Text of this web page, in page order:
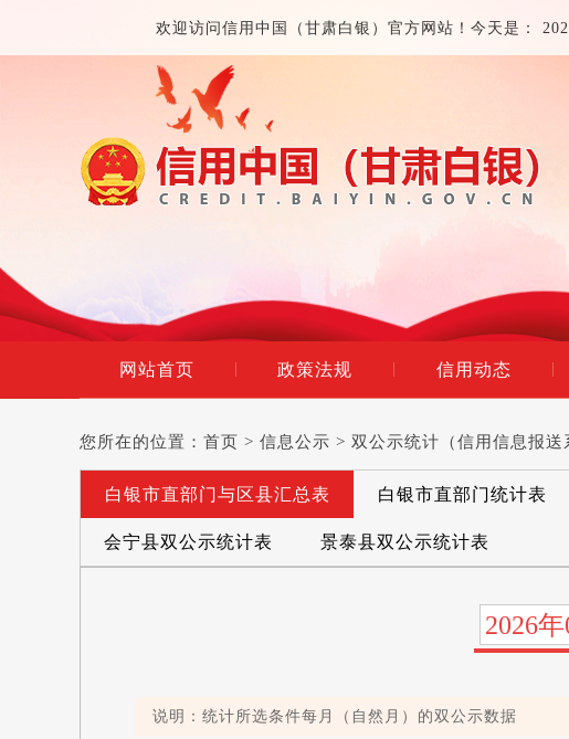
欢迎访问信用中国（甘肃白银）官方网站！今天是：
网站首页 政策法规 信用动态
您所在的位置： 首页 > 信息公示 > 双公示统计（信用信息报送
白银市直部门与区县汇总表 白银市直部门统计表
会宁县双公示统计表 景泰县双公示统计表
说明：统计所选条件每月（自然月）的双公示数据